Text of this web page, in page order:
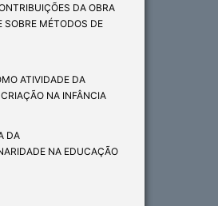
DA OBRA
SOBRE MÉTODOS DE
ATIVIDADE DA
NA INFÂNCIA
DA
NA EDUCAÇÃO